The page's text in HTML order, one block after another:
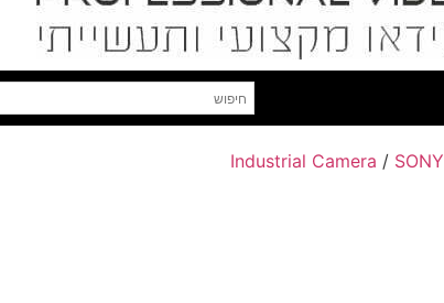
Industrial Camera / SONY